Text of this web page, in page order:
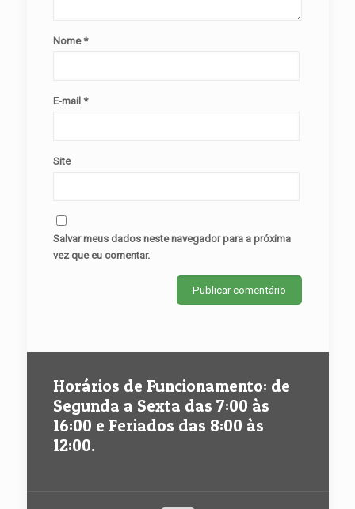
Nome*
E-mail *
Site
Salvar meus dados neste navegador para a próxima
vez que eu comentar.
Horários de Funcionamento: de
Segunda a Sexta das 7:00 às
16:00 e Feriados das 8:00 às
12:00.